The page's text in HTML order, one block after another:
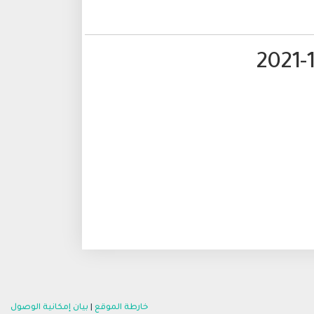
خارطة الموقع بيان إمكانية الوصول